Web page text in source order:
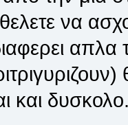
να
και